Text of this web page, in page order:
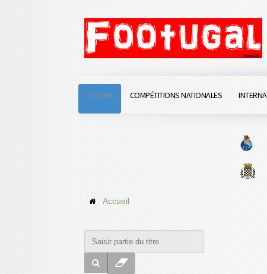
ACCUEIL COMPÉTITIONS NATIONALES
Accueil